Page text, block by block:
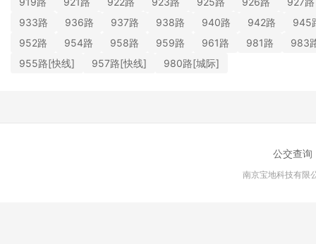
933路
936路 937路 938路 940路 942路
945
952路
954路 958路 959路 961路 981路
983
955路[快线]
957路[快线] 980路[城际]
公交查询
南京宝地科技有限